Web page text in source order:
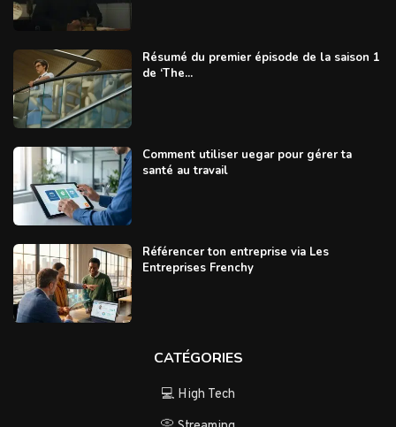
Résumé du premier épisode de la saison 1
de ‘The...
Comment utiliser uegar pour gérer ta
santé au travail
Référencer ton entreprise via Les
Entreprises Frenchy
CATÉGORIES
💻 High Tech